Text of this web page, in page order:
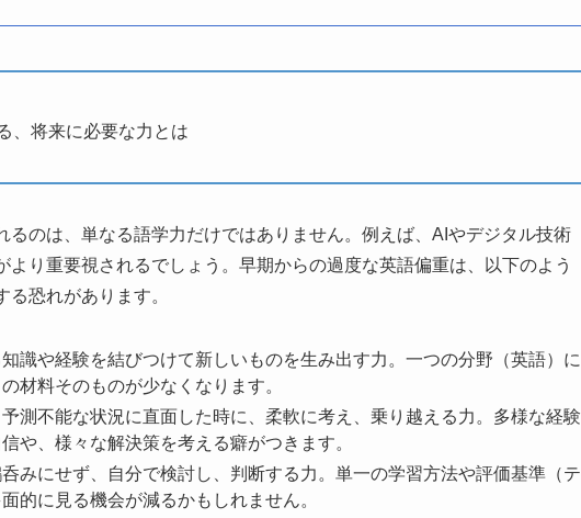
、将来に必要な力とは
るのは、単なる語学力だけではありません。例えば、AIやデジタル技術
り重要視されるでしょう。早期からの過度な英語偏重は、以下のよう
恐れがあります。
知識や経験を結びつけて新しいものを生み出す力。一つの分野（英語）に
材料そのものが少なくなります。
予測不能な状況に直面した時に、柔軟に考え、乗り越える力。多様な経験
や、様々な解決策を考える癖がつきます。
呑みにせず、自分で検討し、判断する力。単一の学習方法や評価基準（テ
的に見る機会が減るかもしれません。